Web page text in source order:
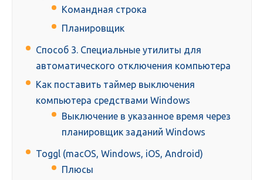
Командная строка
Планировщик
Способ 3. Специальные утилиты для
автоматического отключения компьютера
Как поставить таймер выключения
компьютера средствами Windows
Выключение в указанное время через
планировщик заданий Windows
Toggl (macOS, Windows, iOS, Android)
Плюсы